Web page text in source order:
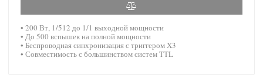
• 200 Вт, 1/512 до 1/1 выходной мощности
• До 500 вспышек на полной мощности
• Беспроводная синхронизация с триггером X3
• Совместимость с большинством систем TTL